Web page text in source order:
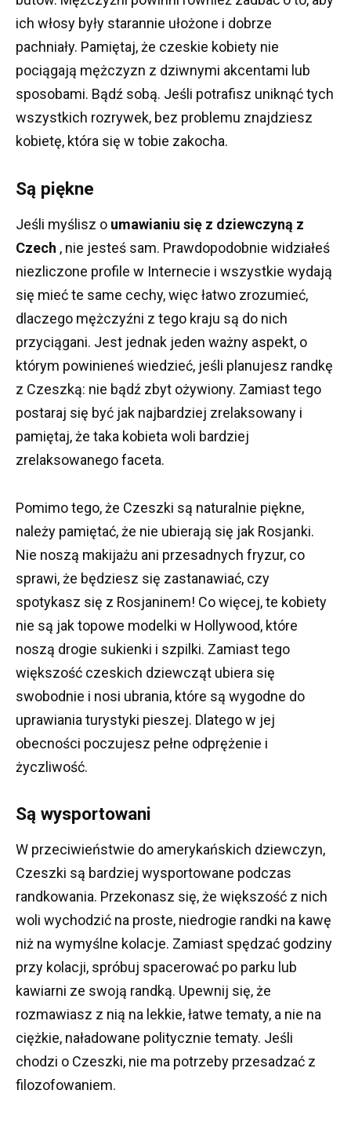
ich włosy były starannie ułożone i dobrze
pachniały. Pamiętaj, że czeskie kobiety nie
pociągają mężczyzn z dziwnymi akcentami lub
sposobami. Bądź sobą. Jeśli potrafisz uniknąć tych
wszystkich rozrywek, bez problemu znajdziesz
kobietę, która się w tobie zakocha.
Są piękne
Jeśli myślisz o umawianiu się z dziewczyną z
Czech , nie jesteś sam. Prawdopodobnie widziałeś
niezliczone profile w Internecie i wszystkie wydają
się mieć te same cechy, więc łatwo zrozumieć,
dlaczego mężczyźni z tego kraju są do nich
przyciągani. Jest jednak jeden ważny aspekt, o
którym powinieneś wiedzieć, jeśli planujesz randkę
z Czeszką: nie bądź zbyt ożywiony. Zamiast tego
postaraj się być jak najbardziej zrelaksowany i
pamiętaj, że taka kobieta woli bardziej
zrelaksowanego faceta.
Pomimo tego, że Czeszki są naturalnie piękne,
należy pamiętać, że nie ubierają się jak Rosjanki.
Nie noszą makijażu ani przesadnych fryzur, co
sprawi, że będziesz się zastanawiać, czy
spotykasz się z Rosjaninem! Co więcej, te kobiety
nie są jak topowe modelki w Hollywood, które
noszą drogie sukienki i szpilki. Zamiast tego
większość czeskich dziewcząt ubiera się
swobodnie i nosi ubrania, które są wygodne do
uprawiania turystyki pieszej. Dlatego w jej
obecności poczujesz pełne odprężenie i
życzliwość.
Są wysportowani
W przeciwieństwie do amerykańskich dziewczyn,
Czeszki są bardziej wysportowane podczas
randkowania. Przekonasz się, że większość z nich
woli wychodzić na proste, niedrogie randki na kawę
niż na wymyślne kolacje. Zamiast spędzać godziny
przy kolacji, spróbuj spacerować po parku lub
kawiarni ze swoją randką. Upewnij się, że
rozmawiasz z nią na lekkie, łatwe tematy, a nie na
ciężkie, naładowane politycznie tematy. Jeśli
chodzi o Czeszki, nie ma potrzeby przesadzać z
filozofowaniem.